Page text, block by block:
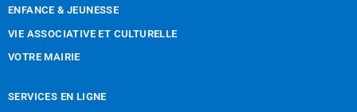
ENFANCE & JEUNESSE
VIE ASSOCIATIVE ET CULTURELLE
VOTRE MAIRIE
SERVICES EN LIGNE